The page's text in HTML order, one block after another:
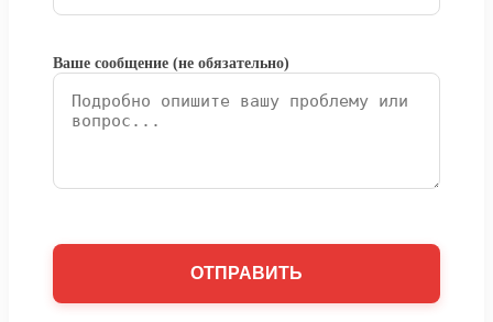
Ваше сообщение (не обязательно)